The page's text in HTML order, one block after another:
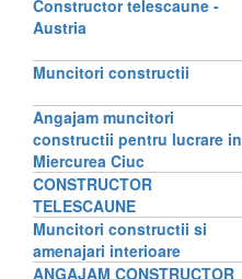
Constructor telescaune -
Austria
Muncitori constructii
Angajam muncitori
constructii pentru lucrare in
Miercurea Ciuc
CONSTRUCTOR
TELESCAUNE
Muncitori constructii si
amenajari interioare
ANGAJAM CONSTRUCTOR